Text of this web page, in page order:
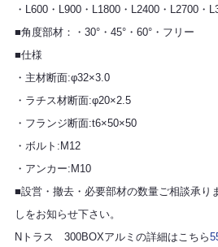
・L600・L900・L1800・L2400・L2700・
■角度部材：・30°・45°・60°・フリー
■仕様
・主材断面:φ32×3.0
・ラチス材断面:φ20×2.5
・フランジ断面:t6×50×50
・ボルト:M12
・アンカー:M10
■設営・撤去・必要部材の数量ご相談承り
しをお知らせ下さい。
Nトラス 300BOXアルミの詳細はこちら